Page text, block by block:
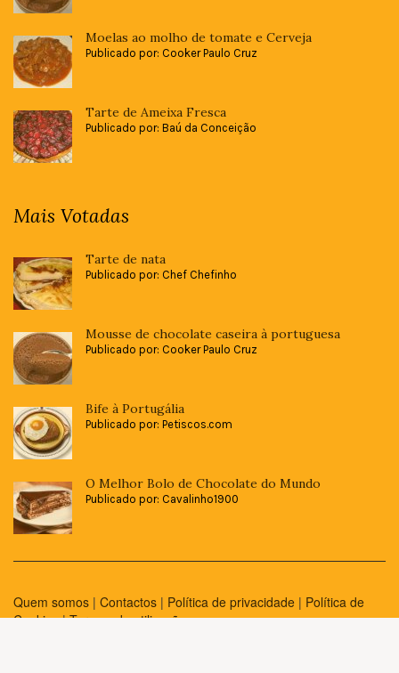
Moelas ao molho de tomate e Cerveja
Publicado por: Cooker Paulo Cruz
Tarte de Ameixa Fresca
Publicado por: Baú da Conceição
Mais Votadas
Tarte de nata
Publicado por: Chef Chefinho
Mousse de chocolate caseira à portuguesa
Publicado por: Cooker Paulo Cruz
Bife à Portugália
Publicado por: Petiscos.com
O Melhor Bolo de Chocolate do Mundo
Publicado por: Cavalinho1900
Quem somos | Contactos | Política de privacidade | Política de
Cookies|Termos de utilização